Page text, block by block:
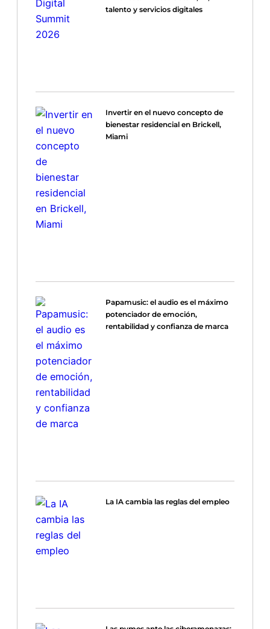
talento y servicios digitales
Invertir en el nuevo concepto de
bienestar residencial en Brickell,
Miami
Papamusic: el audio es el máximo
potenciador de emoción,
rentabilidad y confianza de marca
La IA cambia las reglas del empleo